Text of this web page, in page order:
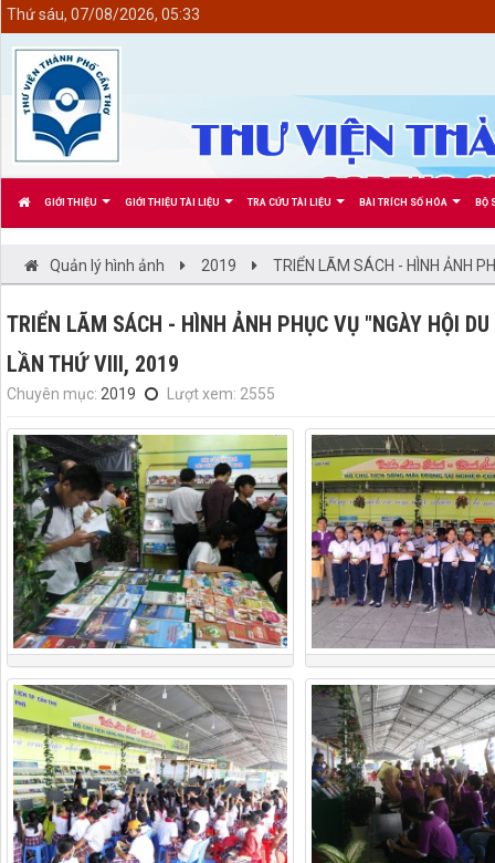
GIỚI THIỆU GIỚI THIỆU TÀI LIỆU TRA CỨU TÀI LIỆU BÀI TRÍCH SỐ HÓA BỘ
Thứ sáu, 07/08/2026, 05:33
Quản lý hình ảnh 2019 TRIỂN LÃM SÁCH - HÌNH ẢNH
TRIỂN LÃM SÁCH - HÌNH ẢNH PHỤC VỤ "NGÀY HỘI
LẦN THỨ VIII, 2019
Chuyên mục: 2019 Lượt xem: 2555
<